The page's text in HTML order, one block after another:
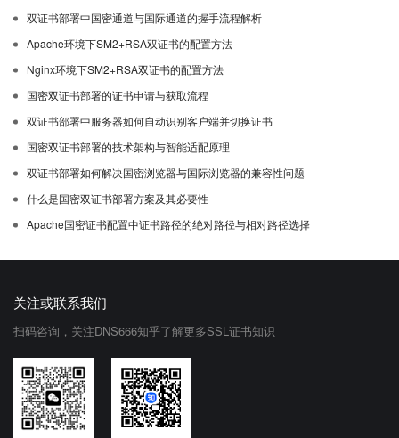
双证书部署中国密通道与国际通道的握手流程解析
Apache环境下SM2+RSA双证书的配置方法
Nginx环境下SM2+RSA双证书的配置方法
国密双证书部署的证书申请与获取流程
双证书部署中服务器如何自动识别客户端并切换证书
国密双证书部署的技术架构与智能适配原理
双证书部署如何解决国密浏览器与国际浏览器的兼容性问题
什么是国密双证书部署方案及其必要性
Apache国密证书配置中证书路径的绝对路径与相对路径选择
关注或联系我们
扫码咨询，关注DNS666知乎了解更多SSL证书知识